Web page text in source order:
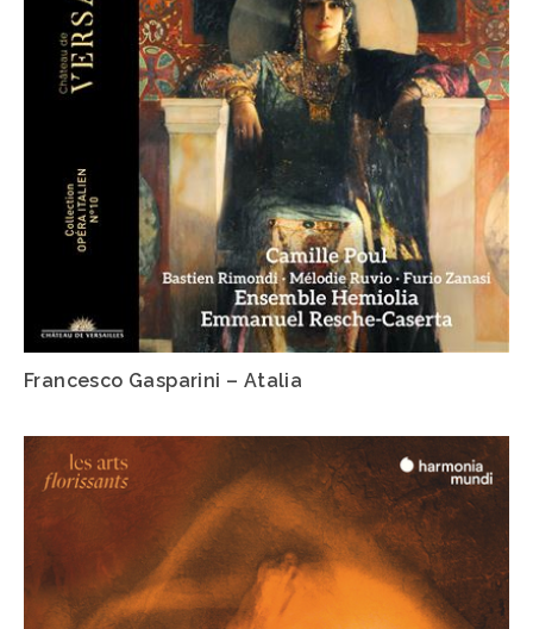
Francesco Gasparini – Atalia